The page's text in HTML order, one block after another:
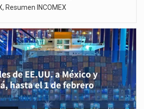
, Resumen INCOMEX